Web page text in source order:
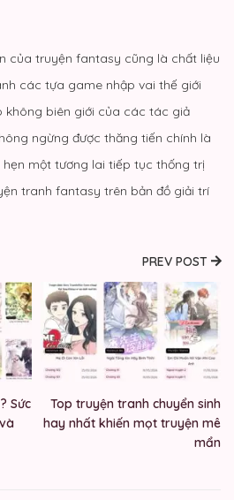
của truyện fantasy cũng là chất liệu
các tựa game nhập vai thế giới
không biên giới của các tác giả
ngừng được thăng tiến chính là
một tương lai tiếp tục thống trị
tranh fantasy trên bản đồ giải trí
Sức
PREV POST
Top truyện tranh chuyển sinh
hay nhất khiến mọt truyện mê
mẩn